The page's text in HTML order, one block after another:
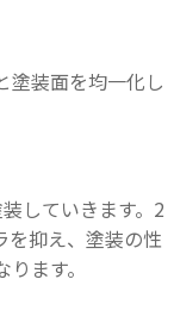
塗装面を均一化し
していきます。2
を抑え、塗装の性
ます。